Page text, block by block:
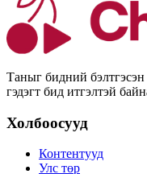
Таныг бидний
гэдэгт бид итгэлтэй
Холбоосууд
Контентууд
Улс төр